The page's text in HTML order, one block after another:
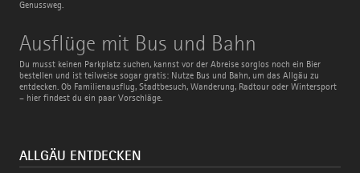
Genussweg.
Ausflüge mit Bus und Bahn
Du musst keinen Parkplatz suchen, kannst vor der Abreise sorglos noch ein Bier
bestellen und ist teilweise sogar gratis: Nutze Bus und Bahn, um das Allgäu zu
entdecken. Ob Familienausflug, Stadtbesuch, Wanderung, Radtour oder Wintersport
– hier findest du ein paar Vorschläge.
Ausflüge
mit
Bus
und
Bahn
ALLGÄU ENTDECKEN